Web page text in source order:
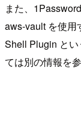
また、
aws-vault を使用
Shell Plugin と
ては別の情報を